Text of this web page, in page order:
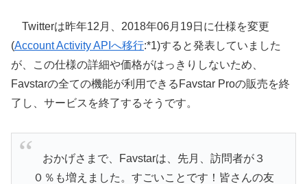
Twitterは昨年12月、2018年06月19日に仕様を変更
(Account Activity APIへ移行:*1)すると発表していました
が、この仕様の詳細や価格がはっきりしないため、
Favstarの全ての機能が利用できるFavstar Proの販売を終
了し、サービスを終了するそうです。
おかげさまで、Favstarは、先月、訪問者が３
０％も増えました。すごいことです！皆さんの友